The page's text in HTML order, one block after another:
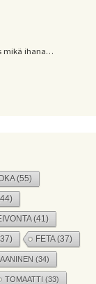
mikä ihana…
(55)
(41)
FETA(37)
(34)
TOMAATTI (33)